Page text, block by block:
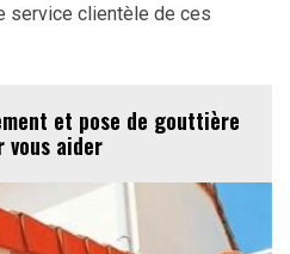
service clientèle de ces
et pose de gouttière
vous aider